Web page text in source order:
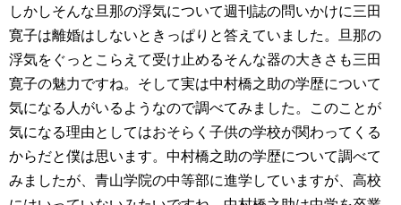
しかしそんな旦那の浮気について週刊誌の問いかけに三田
寛子は離婚はしないときっぱりと答えていました。旦那の
浮気をぐっとこらえて受け止めるそんな器の大きさも三田
寛子の魅力ですね。そして実は中村橋之助の学歴について
気になる人がいるようなので調べてみました。このことが
気になる理由としてはおそらく子供の学校が関わってくる
からだと僕は思います。中村橋之助の学歴について調べて
みましたが、青山学院の中等部に進学していますが、高校